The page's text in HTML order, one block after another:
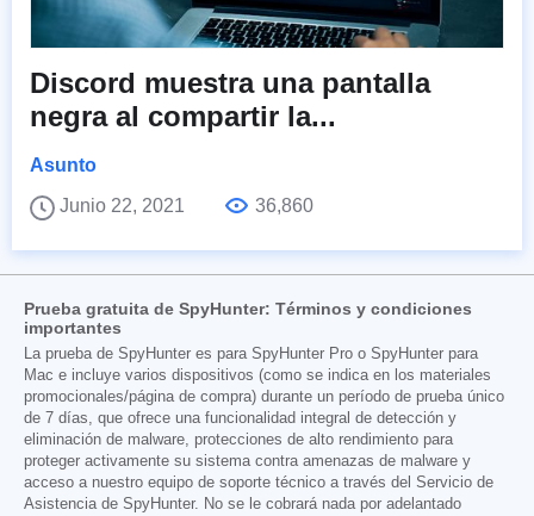
Discord muestra una pantalla
negra al compartir la...
Asunto
Junio 22, 2021
36,860
Prueba gratuita de SpyHunter: Términos y condiciones
importantes
La prueba de SpyHunter es para SpyHunter Pro o SpyHunter para
Mac e incluye varios dispositivos (como se indica en los materiales
promocionales/página de compra) durante un período de prueba único
de 7 días, que ofrece una funcionalidad integral de detección y
eliminación de malware, protecciones de alto rendimiento para
proteger activamente su sistema contra amenazas de malware y
acceso a nuestro equipo de soporte técnico a través del Servicio de
Asistencia de SpyHunter. No se le cobrará nada por adelantado